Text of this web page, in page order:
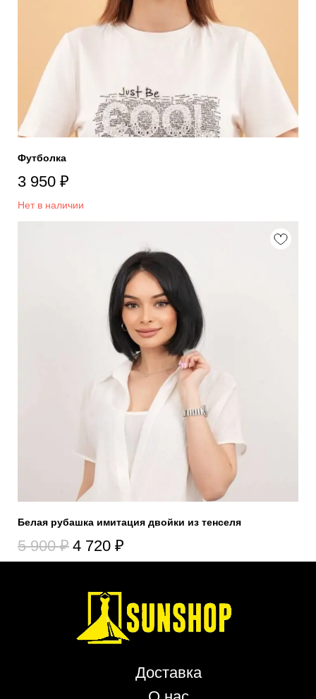
Футболка
3 950 ₽
Нет в наличии
Белая рубашка имитация двойки из тенселя
5 900₽ 4 720 ₽
Доставка